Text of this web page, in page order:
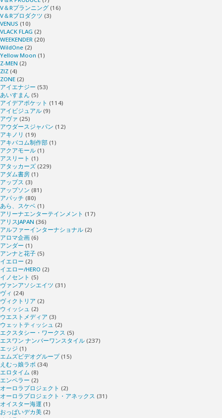
V＆Rプランニング (16)
V＆Rプロダクツ (3)
VENUS (10)
VLACK FLAG (2)
WEEKENDER (20)
WildOne (2)
Yellow Moon (1)
Z-MEN (2)
ZIZ (4)
ZONE (2)
アイエナジー (53)
あいすまん (5)
アイデアポケット (114)
アイビジュアル (9)
アヴァ (25)
アウダースジャパン (12)
アキノリ (19)
アキバコム制作部 (1)
アクアモール (1)
アスリート (1)
アタッカーズ (229)
アダム書房 (1)
アップス (3)
アップソン (81)
アパッチ (80)
あら、スケベ (1)
アリーナエンターテインメント (17)
アリスJAPAN (36)
アルファーインターナショナル (2)
アロマ企画 (6)
アンダー (1)
アンナと花子 (5)
イエロー (2)
イエロー/HERO (2)
イノセント (5)
ヴァンアソシエイツ (31)
ヴィ (24)
ヴィクトリア (2)
ウィッシュ (2)
ウエストメディア (3)
ウェットティッシュ (2)
エクスタシー・ワークス (5)
エスワン ナンバーワンスタイル (237)
エッジ (1)
エムズビデオグループ(15)
えむっ娘ラボ (34)
エロタイム (8)
エンペラー (2)
オーロラプロジェクト (2)
オーロラプロジェクト・アネックス (31)
オイスター海運 (1)
おっぱいデカ美 (2)